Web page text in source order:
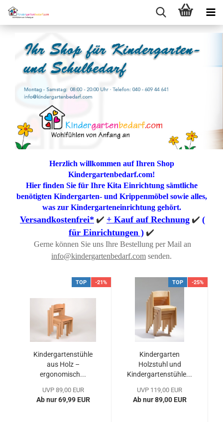
Herzlich willkommen auf Ihren Shop
Kindergartenbedarf.com!
Hier finden Sie für Ihre Kita Einrichtung sämtliche
benötigten Kindergarten- und Krippenmöbel sowie alles,
was zur Kindergarteneinrichtung gehört.
Versandkostenfrei* ✔️ + Kauf auf Rechnung ✔️ (
für Einrichtungen ) ✔️
Gerne können Sie uns Ihre Bestellung per Mail an
info@kindergartenbedarf.com senden.
TOP -21%
Kindergartenstühle
aus Holz –
ergonomisch...
UVP 89,00 EUR
Ab nur 69,99 EUR
TOP -25%
Kindergarten
Holzstuhl und
Kindergartenstühle...
UVP 119,00 EUR
Ab nur 89,00 EUR